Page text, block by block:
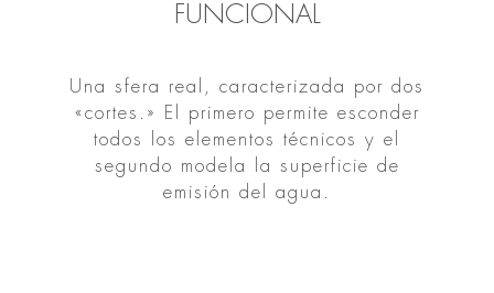
FUNCIONAL
Una sfera real, caracterizada por dos
«cortes.» El primero permite esconder
todos los elementos técnicos y el
segundo modela la superficie de
emisión del agua.